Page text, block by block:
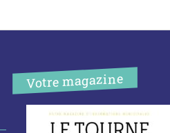
Votre magazine